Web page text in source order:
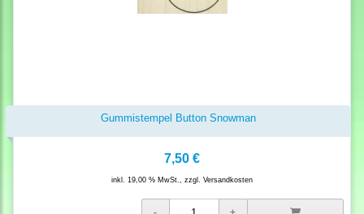
Gummistempel Button Snowman
7,50 €
inkl. 19,00 % MwSt., zzgl. Versandkosten